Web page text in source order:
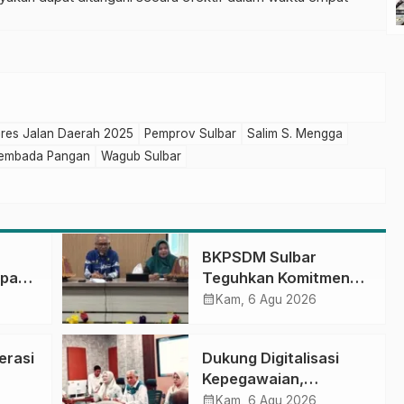
Jalan Daerah 2025 Pemprov Sulbar
Salim S. Mengga
Pangan Wagub Sulbar
BKPSDM Sulbar
Teguhkan Komitmen
Pengembangan
Penandatanganan
Perjanjian Tugas
calendar_month Kam, 6 Agu 2026
Dukung Digitalisasi
Kepegawaian,
DPMPTSP Sulbar Siap
calendar_month Kam, 6 Agu 2026